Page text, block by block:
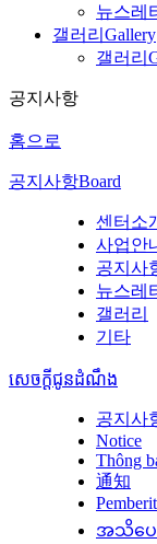
뉴스레
갤러리 Gallery
갤러리
공지사항
홈으로
공지사항Board
센터소
사업안
공지사
뉴스레
갤러리
기타
សេចក្តីជូនដំណឹង
공지사
Notice
Thông
通知
အသိပေ